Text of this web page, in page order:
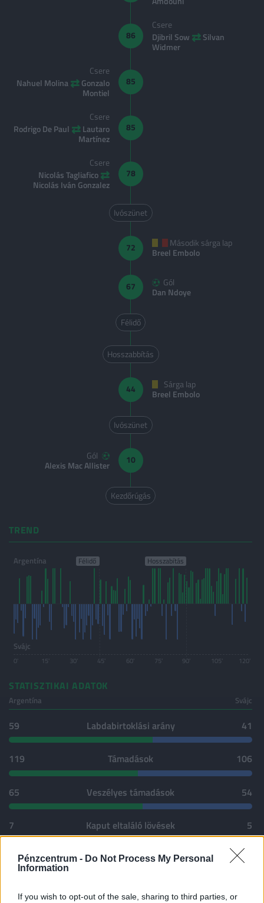
Pénzcentrum - Do Not Process My Personal
Information
If you wish to opt-out of the sale, sharing to third parties, or
86
Csere
Djibril Sow ⇄ Silvan
Widmer
Csere
Nahuel Molina ⇄ Gonzalo
Montiel
85
Csere
Rodrigo De Paul ⇄ Lautaro
Martínez
85
Csere
Nicolás Tagliafico ⇄
Nicolás Iván Gonzalez
78
Ivószünet
72 Második sárga lap
Breel Embolo
67
Gól
Dan Ndoye
Félidő
Hosszabbítás
44 Sárga lap
Breel Embolo
Ivószünet
Gól
Alexis Mac Allister
10
Kezdőrúgás
TREND
Argentína
Svájc
0' 15' 30' 45' 60' 75' 90' 105' 120'
STATISZTIKAI ADATOK
Argentína Svájc
59 Labdabirtoklási arány 41
119 Támadások 106
65 Veszélyes támadások 54
7 Kaput eltaláló lövések 5
Kaput elkerülő lövések
Szögletek